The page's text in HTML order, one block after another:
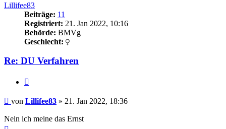
Lillifee83
Beiträge: 11
Registriert: 21. Jan 2022, 10:16
Behörde: BMVg
Geschlecht:
Re: DU Verfahren
Beitrag
von Lillifee83 » 21. Jan 2022, 18:36
Nein ich meine das Ernst